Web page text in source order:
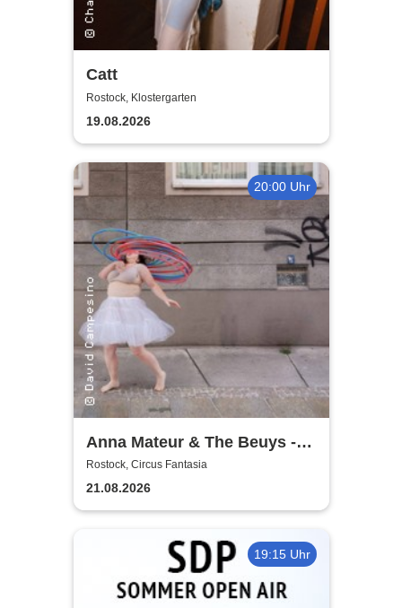
Catt
Rostock, Klostergarten
19.08.2026
20:00 Uhr
Anna Mateur & The Beuys -
Kaoshüter
Rostock, Circus Fantasia
21.08.2026
19:15 Uhr